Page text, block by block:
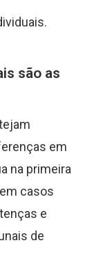
são as
em
na primeira
casos
e
de